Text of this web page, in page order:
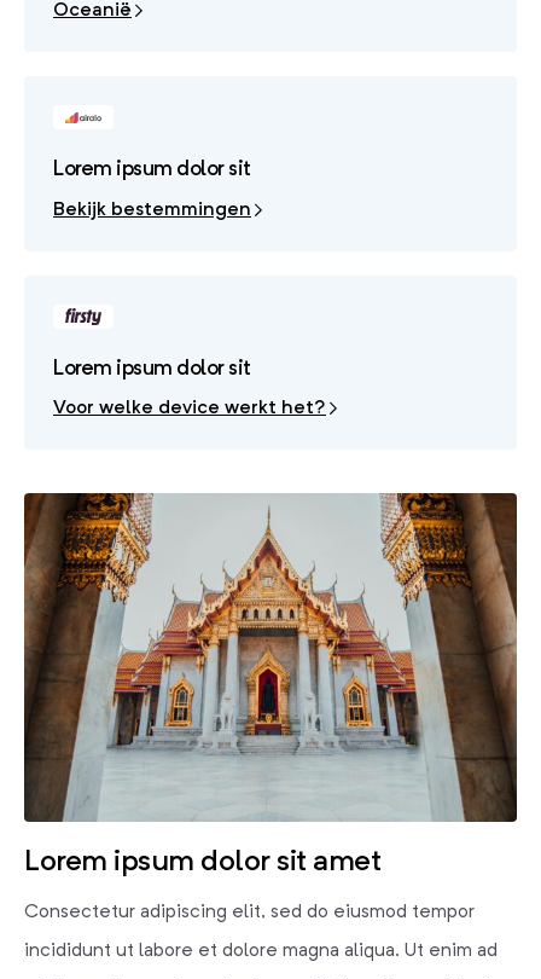
Oceanië
Lorem ipsum dolor sit
Bekijk bestemmingen
Lorem ipsum dolor sit
Voor welke device werkt het?
Lorem ipsum dolor sit amet
Consectetur adipiscing elit, sed do eiusmod tempor
incididunt ut labore et dolore magna aliqua. Ut enim ad